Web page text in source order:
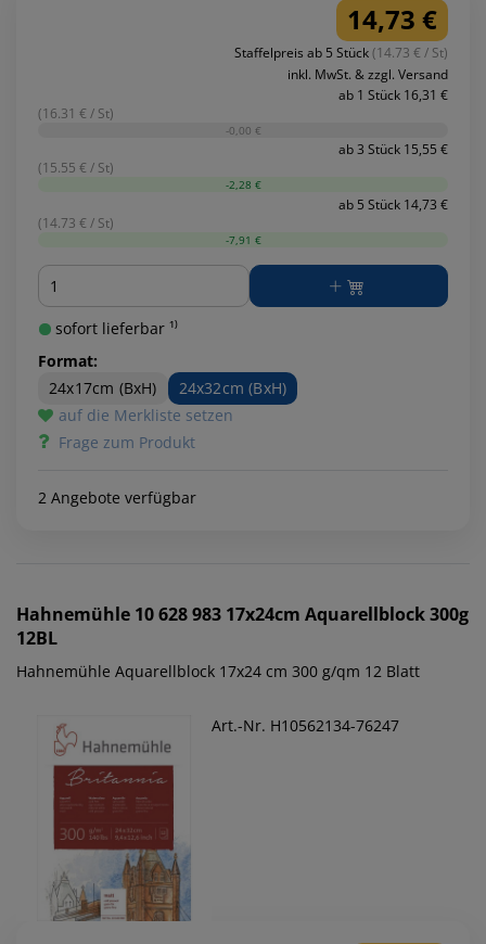
14,73 €
Staffelpreis ab 5 Stück(14.73 € / St)
inkl. MwSt. & zzgl. Versand
ab 1 Stück 16,31 €
(16.31 € / St)
-0,00 €
ab 3 Stück 15,55 €
(15.55 € / St)
-2,28 €
ab 5 Stück 14,73 €
(14.73 € / St)
-7,91 €
Menge
sofort lieferbar ¹⁾
Format:
24x17cm (BxH)
24x32cm (BxH)
auf die Merkliste setzen
Frage zum Produkt
2 Angebote verfügbar
Hahnemühle 10 628 983 17x24cm Aquarellblock 300g
12BL
Hahnemühle Aquarellblock 17x24 cm 300 g/qm 12 Blatt
Art.-Nr. H10562134-76247